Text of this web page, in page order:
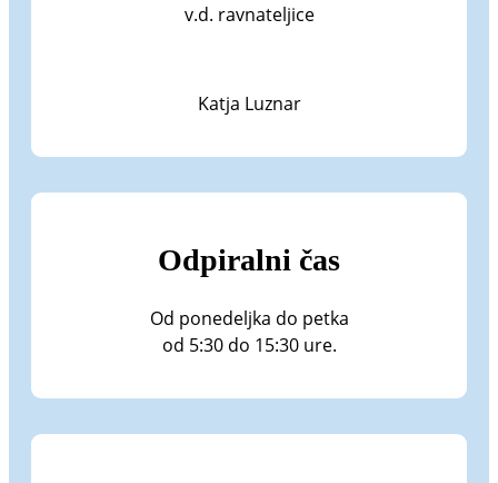
v.d. ravnateljice
Katja Luznar
Odpiralni čas
Od ponedeljka do petka
od 5:30 do 15:30 ure.